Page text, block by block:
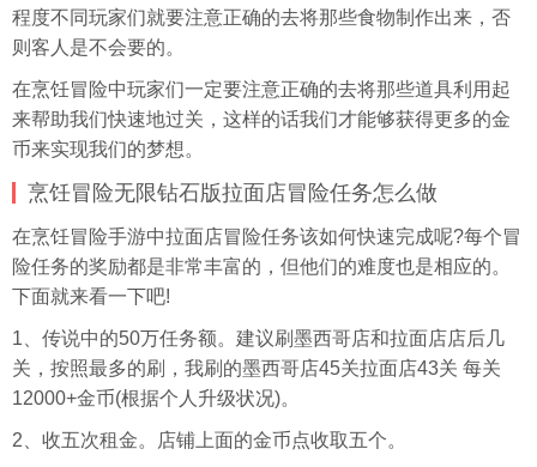
程度不同玩家们就要注意正确的去将那些食物制作出来，否
则客人是不会要的。
在烹饪冒险中玩家们一定要注意正确的去将那些道具利用起
来帮助我们快速地过关，这样的话我们才能够获得更多的金
币来实现我们的梦想。
烹饪冒险无限钻石版拉面店冒险任务怎么做
在烹饪冒险手游中拉面店冒险任务该如何快速完成呢?每个冒
险任务的奖励都是非常丰富的，但他们的难度也是相应的。
下面就来看一下吧!
1、传说中的50万任务额。建议刷墨西哥店和拉面店店后几
关，按照最多的刷，我刷的墨西哥店45关拉面店43关 每关
12000+金币(根据个人升级状况)。
2、收五次租金。店铺上面的金币点收取五个。